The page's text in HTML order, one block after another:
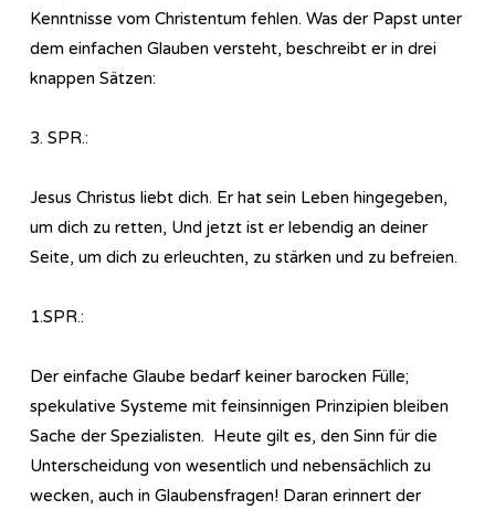
Kenntnisse vom Christentum fehlen. Was der Papst unter
dem einfachen Glauben versteht, beschreibt er in drei
knappen Sätzen:
3. SPR.:
Jesus Christus liebt dich. Er hat sein Leben hingegeben,
um dich zu retten, Und jetzt ist er lebendig an deiner
Seite, um dich zu erleuchten, zu stärken und zu befreien.
1.SPR.:
Der einfache Glaube bedarf keiner barocken Fülle;
spekulative Systeme mit feinsinnigen Prinzipien bleiben
Sache der Spezialisten. Heute gilt es, den Sinn für die
Unterscheidung von wesentlich und nebensächlich zu
wecken, auch in Glaubensfragen! Daran erinnert der